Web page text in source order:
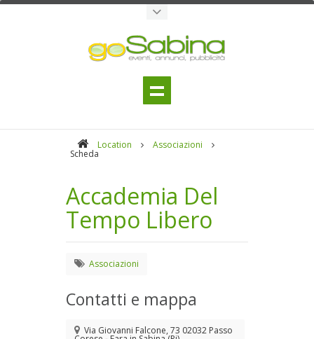
Location Associazioni
Scheda
Accademia Del
Tempo Libero
Associazioni
Contatti e mappa
Via Giovanni Falcone, 73 02032 Passo